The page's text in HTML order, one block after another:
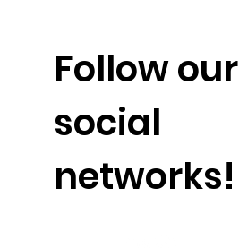
Follow our
social
networks!